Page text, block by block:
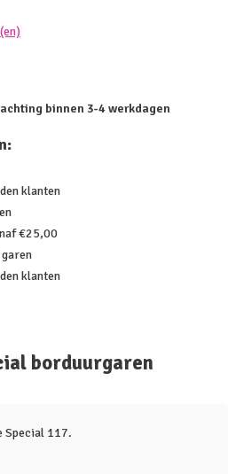
binnen 3-4 werkdagen
klanten
€25,00
klanten
borduurgaren
Special 117.